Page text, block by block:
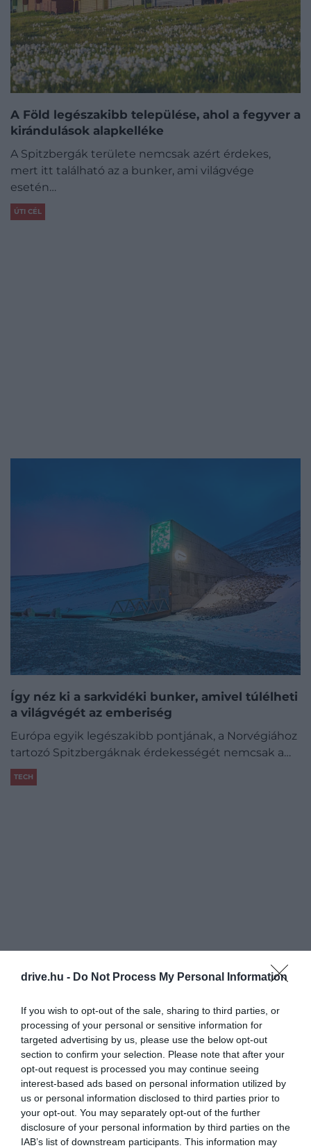
drive.hu - Do Not Process My Personal Information
If you wish to opt-out of the sale, sharing to third parties, or
processing of your personal or sensitive information for
targeted advertising by us, please use the below opt-out
section to confirm your selection. Please note that after your
opt-out request is processed you may continue seeing
interest-based ads based on personal information utilized by
us or personal information disclosed to third parties prior to
your opt-out. You may separately opt-out of the further
disclosure of your personal information by third parties on the
IAB’s list of downstream participants. This information may
A Föld legészakibb települése, ahol a fegyver a
kirándulások alapkelléke
A Spitzbergák területe nemcsak azért érdekes,
mert itt található az a bunker, ami világvége
esetén…
ÚTI CÉL
Így néz ki a sarkvidéki bunker, amivel túlélheti
a világvégét az emberiség
Európa egyik legészakibb pontjának, a Norvégiához
tartozó Spitzbergáknak érdekességét nemcsak a…
TECH